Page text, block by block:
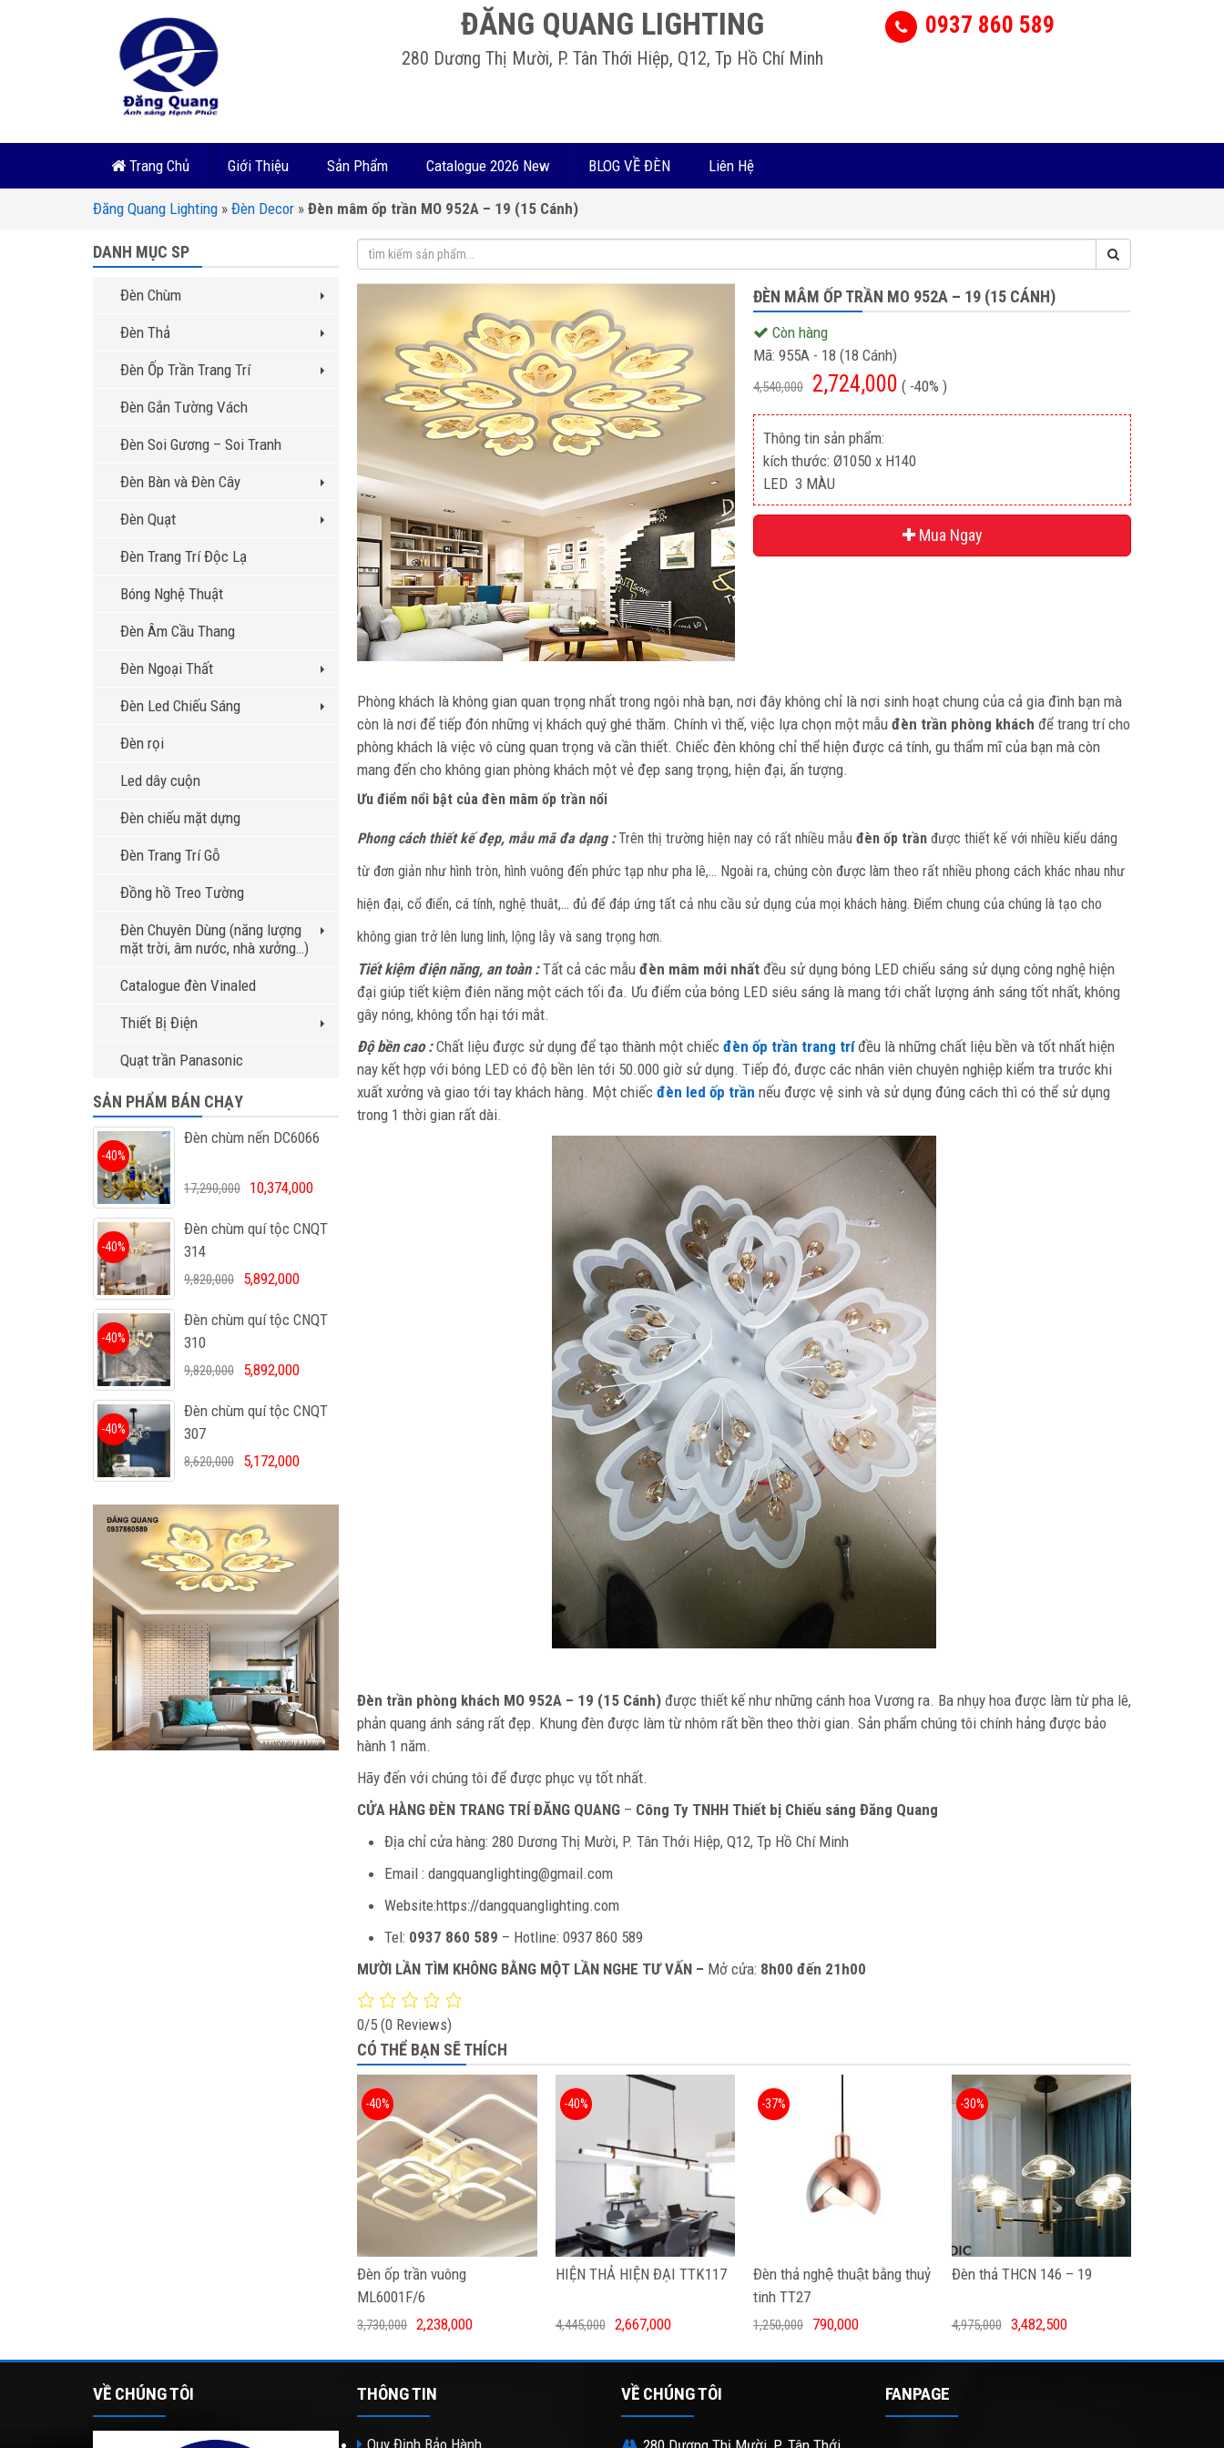
ĐĂNG QUANG LIGHTING
280 Dương Thị Mười, P. Tân Thới Hiệp, Q12, Tp Hồ Chí Minh
0937 860 589
Trang Chủ Giới Thiệu Sản Phẩm Catalogue 2026 New BLOG VỀ ĐÈN Liên Hệ
Đăng Quang Lighting » Đèn Decor » Đèn mâm ốp trần MO 952A – 19 (15 Cánh)
ĐÈN MÂM ỐP TRẦN MO 952A – 19 (15 CÁNH)
Còn hàng
Mã: 955A - 18 (18 Cánh)
4,540,000 2,724,000 ( -40% )
Thông tin sản phẩm:
kích thước: Ø1050 x H140
LED 3 MÀU
Mua Ngay
Phòng khách là không gian quan trọng nhất trong ngôi nhà bạn, nơi đây không chỉ là nơi sinh hoạt chung của cả gia đình bạn mà
còn là nơi để tiếp đón những vị khách quý ghé thăm. Chính vì thế, việc lựa chọn một mẫu đèn trần phòng khách để trang trí cho
phòng khách là việc vô cùng quan trọng và cần thiết. Chiếc đèn không chỉ thể hiện được cá tính, gu thẩm mĩ của bạn mà còn
mang đến cho không gian phòng khách một vẻ đẹp sang trọng, hiện đại, ấn tượng.
Ưu điểm nổi bật của đèn mâm ốp trần nổi
Phong cách thiết kế đẹp, mẫu mã đa dạng :Trên thị trường hiện nay có rất nhiều mẫu đèn ốp trần được thiết kế với nhiều kiểu dáng
từ đơn giản như hình tròn, hình vuông đến phức tạp như pha lê,… Ngoài ra, chúng còn được làm theo rất nhiều phong cách khác nhau như
hiện đại, cổ điển, cá tính, nghệ thuât,… đủ để đáp ứng tất cả nhu cầu sử dụng của mọi khách hàng. Điểm chung của chúng là tạo cho
không gian trở lên lung linh, lộng lẫy và sang trọng hơn.
Tiết kiệm điện năng, an toàn :Tất cả các mẫu đèn mâm mới nhất đều sử dụng bóng LED chiếu sáng sử dụng công nghệ hiện
đại giúp tiết kiệm điên năng một cách tối đa. Ưu điểm của bóng LED siêu sáng là mang tới chất lượng ánh sáng tốt nhất, không
gây nóng, không tổn hại tới mắt.
Độ bền cao :Chất liệu được sử dụng để tạo thành một chiếc đèn ốp trần trang tríđều là những chất liệu bền và tốt nhất hiện
nay kết hợp với bóng LED có độ bền lên tới 50.000 giờ sử dụng. Tiếp đó, được các nhân viên chuyên nghiệp kiểm tra trước khi
xuất xưởng và giao tới tay khách hàng. Một chiếc đèn led ốp trần nếu được vệ sinh và sử dụng đúng cách thì có thể sử dụng
trong 1 thời gian rất dài.
Đèn trần phòng khách MO 952A – 19 (15 Cánh) được thiết kế như những cánh hoa Vương ra. Ba nhụy hoa được làm từ pha lê,
phản quang ánh sáng rất đẹp. Khung đèn được làm từ nhôm rất bền theo thời gian. Sản phẩm chúng tôi chính hảng được bảo
hành 1 năm.
Hãy đến với chúng tôi để được phục vụ tốt nhất.
CỬA HÀNG ĐÈN TRANG TRÍ ĐĂNG QUANG – Công Ty TNHH Thiết bị Chiếu sáng Đăng Quang
Địa chỉ cửa hàng: 280 Dương Thị Mười, P. Tân Thới Hiệp, Q12, Tp Hồ Chí Minh
Email : dangquanglighting@gmail.com
Website:https://dangquanglighting.com
Tel: 0937 860 589 – Hotline: 0937 860 589
MƯỜI LẦN TÌM KHÔNG BẰNG MỘT LẦN NGHE TƯ VẤN – Mở cửa: 8h00 đến 21h00
0/5 (0 Reviews)
CÓ THỂ BẠN SẼ THÍCH
Đèn ốp trần vuông
ML6001F/6
-40%
3,730,000 2,238,000
HIỆN THẢ HIỆN ĐẠI TTK117
-40%
4,445,000 2,667,000
Đèn thả nghệ thuật bằng thuỷ
tinh TT27
-37%
1,250,000 790,000
Đèn thả THCN 146 – 19
-30%
4,975,000 3,482,500
DANH MỤC SP
Đèn Chùm
Đèn Thả
Đèn Ốp Trần Trang Trí
Đèn Gắn Tường Vách
Đèn Soi Gương – Soi Tranh
Đèn Bàn và Đèn Cây
Đèn Quạt
Đèn Trang Trí Độc Lạ
Bóng Nghệ Thuật
Đèn Âm Cầu Thang
Đèn Ngoại Thất
Đèn Led Chiếu Sáng
Đèn rọi
Led dây cuộn
Đèn chiếu mặt dựng
Đèn Trang Trí Gỗ
Đồng hồ Treo Tường
Đèn Chuyên Dùng (năng lượng
mặt trời, âm nước, nhà xưởng…)
Catalogue đèn Vinaled
Thiết Bị Điện
Quạt trần Panasonic
SẢN PHẨM BÁN CHẠY
Đèn chùm nến DC6066
-40%
17,290,000 10,374,000
Đèn chùm quí tộc CNQT
314
-40%
9,820,000 5,892,000
Đèn chùm quí tộc CNQT
310
-40%
9,820,000 5,892,000
Đèn chùm quí tộc CNQT
307
-40%
8,620,000 5,172,000
VỀ CHÚNG TÔI THÔNG TIN
Quy Định Bảo Hành
VỀ CHÚNG TÔI FANPAGE